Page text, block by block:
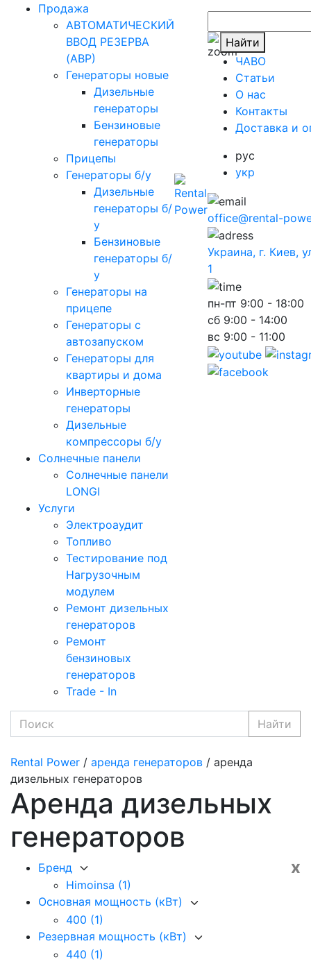
Продажа
АВТОМАТИЧЕСКИЙ
ВВОД РЕЗЕРВА
(АВР)
Генераторы новые
Дизельные
генераторы
Бензиновые
генераторы
Прицепы
Генераторы б/у
Дизельные
генераторы б/
у
Бензиновые
генераторы б/
у
Генераторы на
прицепе
Генераторы с
автозапуском
Генераторы для
квартиры и дома
Инверторные
генераторы
Дизельные
компрессоры б/у
Солнечные панели
Солнечные панели
LONGI
Услуги
Электроаудит
Топливо
Тестирование под
Нагрузочным
модулем
Ремонт дизельных
генераторов
Ремонт
бензиновых
генераторов
Trade - In
Найти
ЧАВО
Cтатьи
O нас
Контакты
Доставка и
рус
укр
office@rental-
Украина, г. Киев,
1
пн-пт 9:00 - 18:00
сб 9:00 - 14:00
вс 9:00 - 11:00
Найти
Rental Power / аренда генераторов / аренда
дизельных генераторов
Аренда дизельных
генераторов
x
Бренд
Himoinsa (1)
Основная мощность (кВт)
400 (1)
Резервная мощность (кВт)
440 (1)